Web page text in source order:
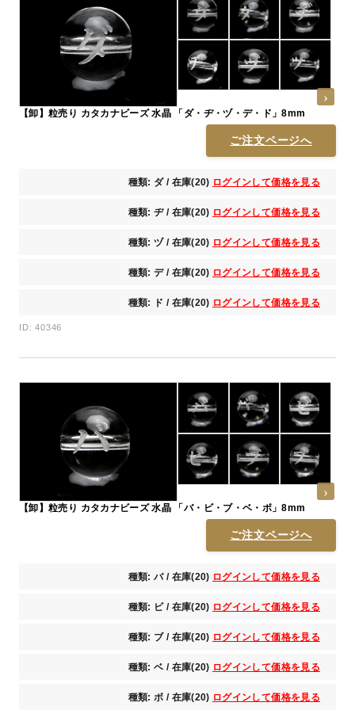
【卸】粒売り カタカナビーズ 水晶 「ダ・ヂ・ヅ・デ・ド」8mm
ご注文ページへ
種類: ダ / 在庫(20) ログインして価格を見る
種類: ヂ / 在庫(20) ログインして価格を見る
種類: ヅ / 在庫(20) ログインして価格を見る
種類: デ / 在庫(20) ログインして価格を見る
種類: ド / 在庫(20) ログインして価格を見る
ID: 40346
【卸】粒売り カタカナビーズ 水晶 「バ・ビ・ブ・ベ・ボ」8mm
ご注文ページへ
種類: バ / 在庫(20) ログインして価格を見る
種類: ビ / 在庫(20) ログインして価格を見る
種類: ブ / 在庫(20) ログインして価格を見る
種類: ベ / 在庫(20) ログインして価格を見る
種類: ボ / 在庫(20) ログインして価格を見る